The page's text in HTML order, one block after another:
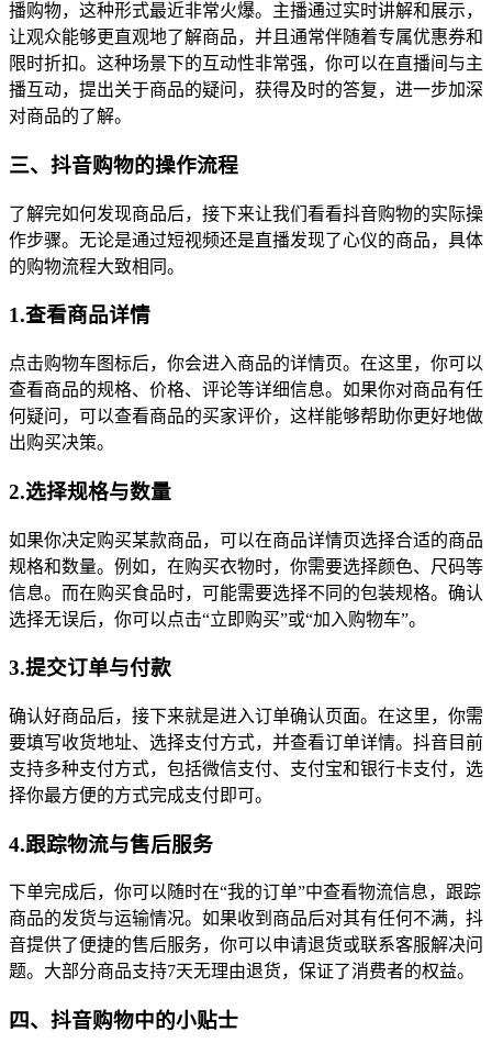
播购物，这种形式最近非常火爆。主播通过实时讲解和展示，
让观众能够更直观地了解商品，并且通常伴随着专属优惠券和
限时折扣。这种场景下的互动性非常强，你可以在直播间与主
播互动，提出关于商品的疑问，获得及时的答复，进一步加深
对商品的了解。
三、抖音购物的操作流程
了解完如何发现商品后，接下来让我们看看抖音购物的实际操
作步骤。无论是通过短视频还是直播发现了心仪的商品，具体
的购物流程大致相同。
1.查看商品详情
点击购物车图标后，你会进入商品的详情页。在这里，你可以
查看商品的规格、价格、评论等详细信息。如果你对商品有任
何疑问，可以查看商品的买家评价，这样能够帮助你更好地做
出购买决策。
2.选择规格与数量
如果你决定购买某款商品，可以在商品详情页选择合适的商品
规格和数量。例如，在购买衣物时，你需要选择颜色、尺码等
信息。而在购买食品时，可能需要选择不同的包装规格。确认
选择无误后，你可以点击“立即购买”或“加入购物车”。
3.提交订单与付款
确认好商品后，接下来就是进入订单确认页面。在这里，你需
要填写收货地址、选择支付方式，并查看订单详情。抖音目前
支持多种支付方式，包括微信支付、支付宝和银行卡支付，选
择你最方便的方式完成支付即可。
4.跟踪物流与售后服务
下单完成后，你可以随时在“我的订单”中查看物流信息，跟踪
商品的发货与运输情况。如果收到商品后对其有任何不满，抖
音提供了便捷的售后服务，你可以申请退货或联系客服解决问
题。大部分商品支持7天无理由退货，保证了消费者的权益。
四、抖音购物中的小贴士